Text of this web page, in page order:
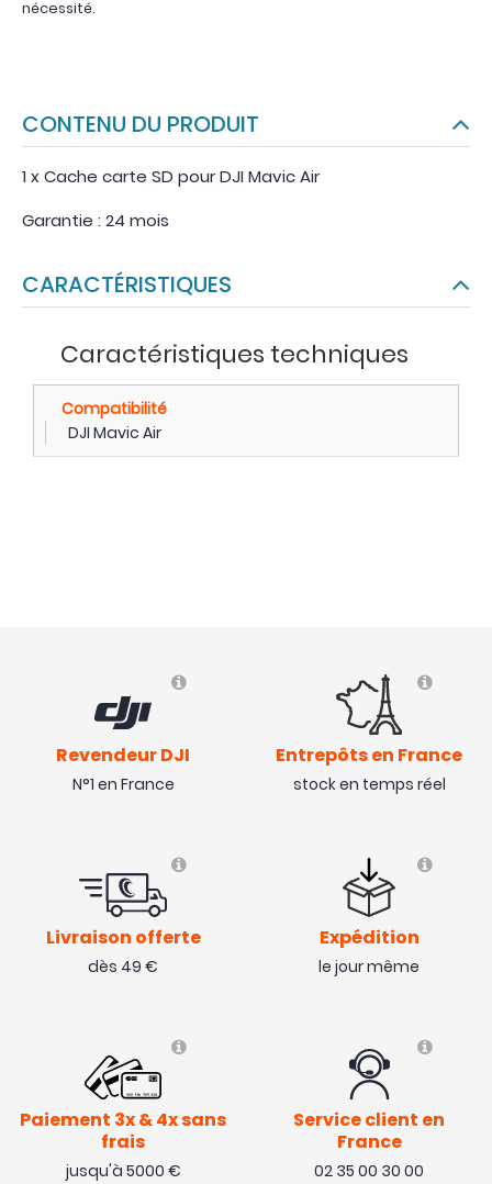
nécessité.
CONTENU DU PRODUIT
1 x Cache carte SD pour DJI Mavic Air
Garantie : 24 mois
CARACTÉRISTIQUES
Caractéristiques techniques
Compatibilité
DJI Mavic Air
Revendeur DJI
N°1 en France
Entrepôts en France
stock en temps réel
Livraison offerte
dès 49 €
Expédition
le jour même
Paiement 3x & 4x sans
frais
jusqu'à 5000 €
Service client en
France
02 35 00 30 00